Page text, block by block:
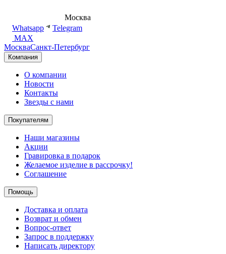
Москва
Whatsapp
Telegram
MAX
МоскваСанкт-Петербург
Компания
О компании
Новости
Контакты
Звезды с нами
Покупателям
Наши магазины
Акции
Гравировка в подарок
Желаемое изделие в рассрочку!
Соглашение
Помощь
Доставка и оплата
Возврат и обмен
Вопрос-ответ
Запрос в поддержку
Написать директору